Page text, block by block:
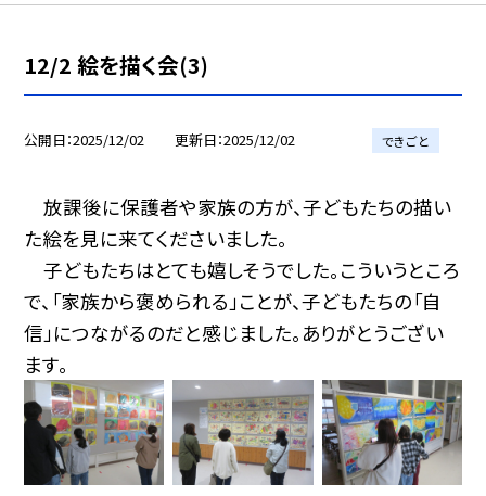
12/2 絵を描く会(3)
公開日 2025/12/02 更新日 2025/12/02 できごと
放課後に保護者や家族の方が、子どもたちの描い
た絵を見に来てくださいました。
子どもたちはとても嬉しそうでした。こういうところ
で、「家族から褒められる」ことが、子どもたちの「自
信」につながるのだと感じました。ありがとうござい
ます。